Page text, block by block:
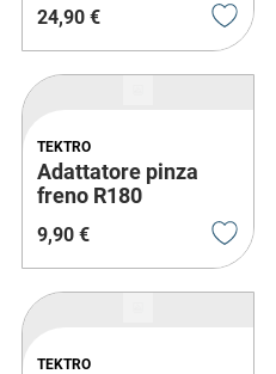
24,90 €
TEKTRO
Adattatore pinza
freno R180
9,90 €
TEKTRO